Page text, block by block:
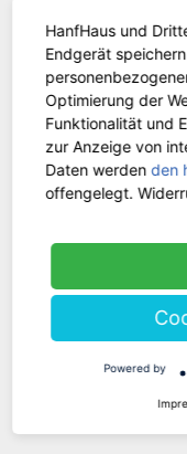
HanfHaus und
Endgerät
Optimierung der
Funktionalität und
zur Anzeige von
Daten werdenden
offengelegt.
Powered by